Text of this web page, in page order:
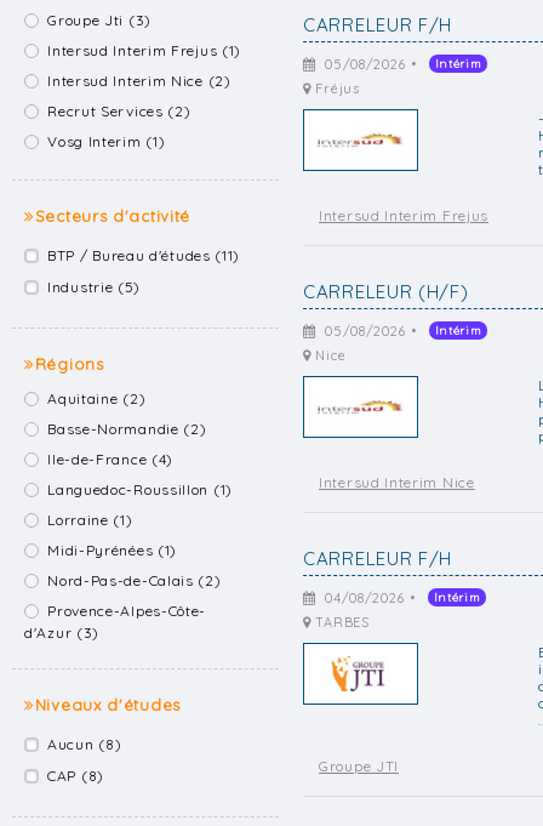
Groupe Jti (3)
Intersud Interim Frejus (1)
Intersud Interim Nice (2)
Recrut Services (2)
Vosg Interim (1)
Secteurs d'activité
BTP / Bureau d'études (11)
Industrie (5)
Régions
Aquitaine (2)
Basse-Normandie (2)
Ile-de-France (4)
Languedoc-Roussillon (1)
Lorraine (1)
Midi-Pyrénées (1)
Nord-Pas-de-Calais (2)
Provence-Alpes-Côte-
d'Azur (3)
Niveaux d'études
Aucun (8)
CAP (8)
CARRELEUR F/H
05/08/2026 • Intérim
Fréjus
Intersud Interim Frejus
CARRELEUR (H/F)
05/08/2026 • Intérim
Nice
Intersud Interim Nice
CARRELEUR F/H
04/08/2026 • Intérim
TARBES
Groupe JTI